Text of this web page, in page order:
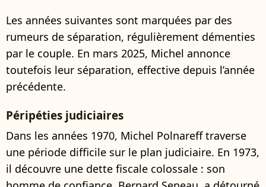
Les années suivantes sont marquées par des
rumeurs de séparation, régulièrement démenties
par le couple. En mars 2025, Michel annonce
toutefois leur séparation, effective depuis l’année
précédente.
Péripéties judiciaires
Dans les années 1970, Michel Polnareff traverse
une période difficile sur le plan judiciaire. En 1973,
il découvre une dette fiscale colossale : son